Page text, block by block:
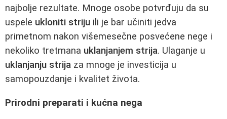
najbolje rezultate. Mnoge osobe potvrđuju da su
uspele ukloniti striju ili je bar učiniti jedva
primetnom nakon višemesečne posvećene nege i
nekoliko tretmana uklanjanjem strija. Ulaganje u
uklanjanju strija za mnoge je investicija u
samopouzdanje i kvalitet života.
Prirodni preparati i kućna nega